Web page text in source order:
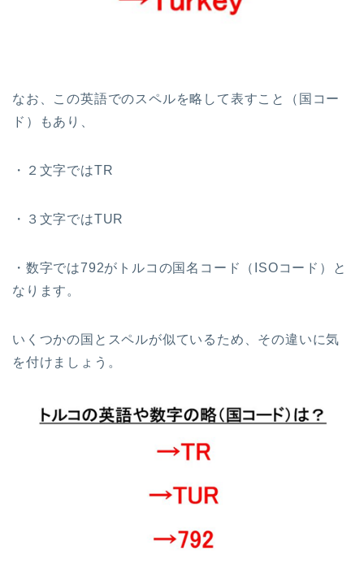
なお、この英語でのスペルを略して表すこと（国コー
ド）もあり、
・２文字ではTR
・３文字ではTUR
・数字では792がトルコの国名コード（ISOコード）と
なります。
いくつかの国とスペルが似ているため、その違いに気
を付けましょう。